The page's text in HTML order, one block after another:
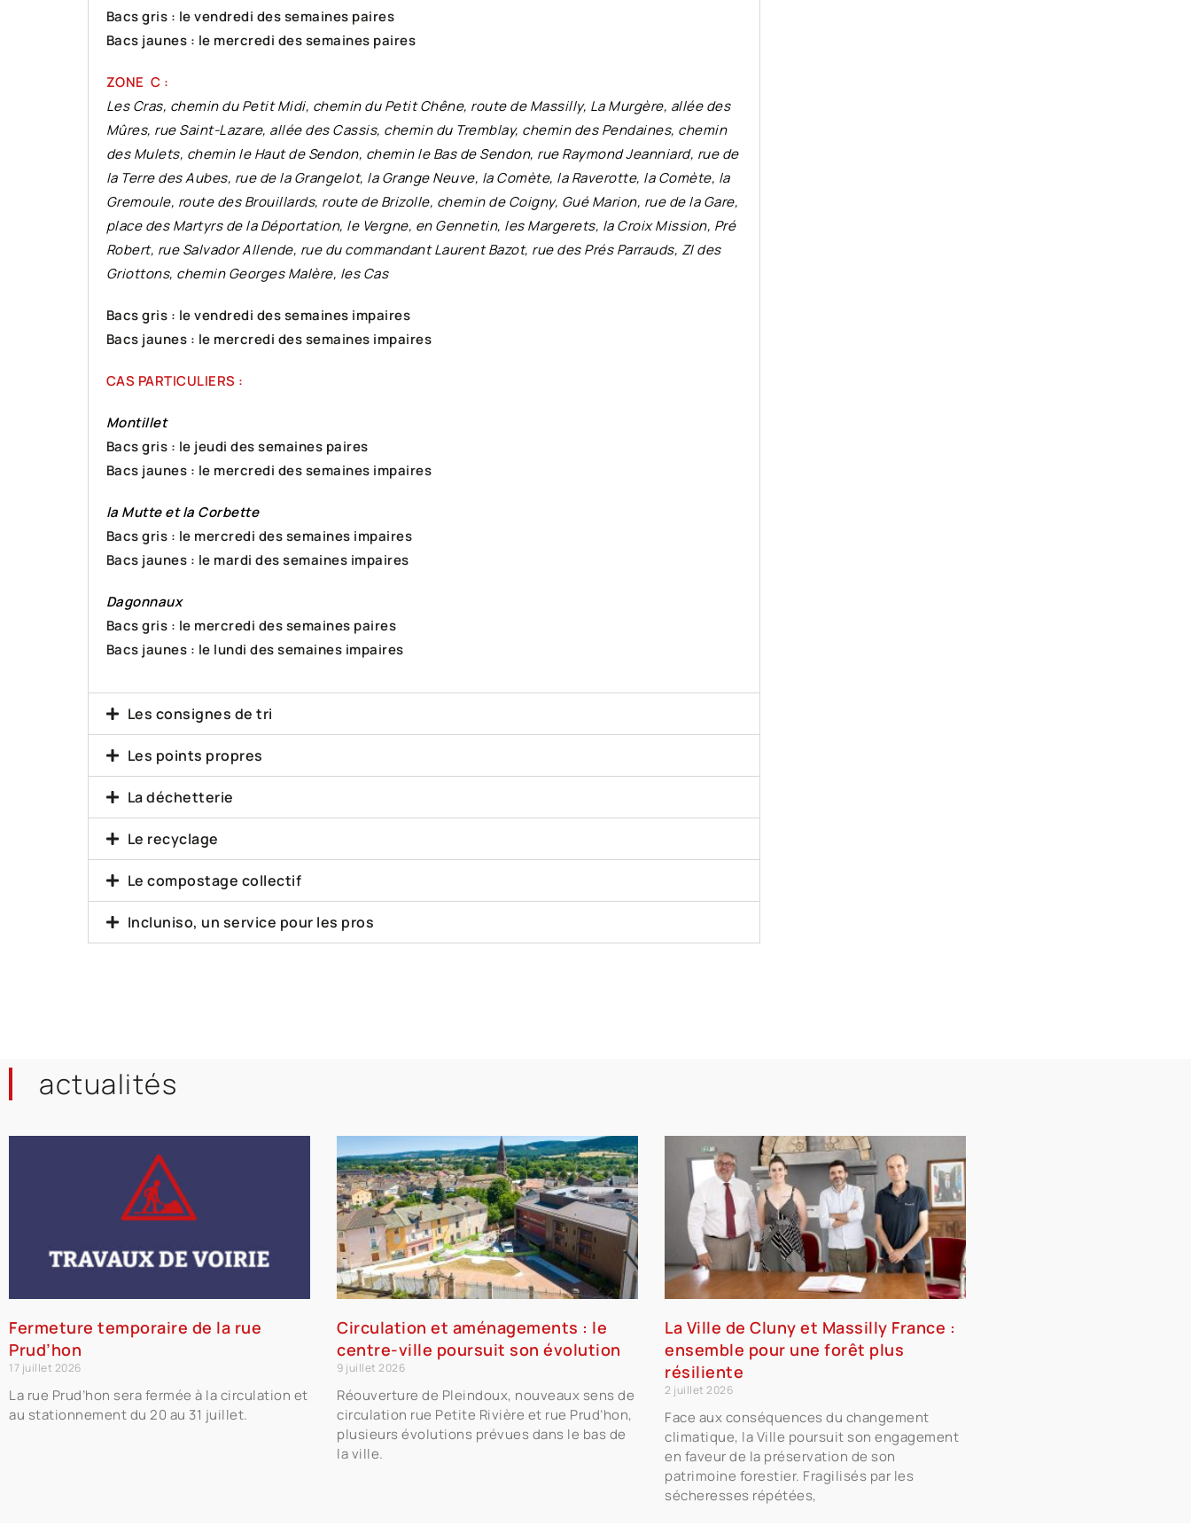
Bacs gris : le vendredi des semaines paires
Bacs jaunes : le mercredi des semaines paires
ZONE C :
Les Cras, chemin du Petit Midi, chemin du Petit Chêne, route de Massilly, La Murgère, allée des
Mûres, rue Saint-Lazare, allée des Cassis, chemin du Tremblay, chemin des Pendaines, chemin
des Mulets, chemin le Haut de Sendon, chemin le Bas de Sendon, rue Raymond Jeanniard, rue de
la Terre des Aubes, rue de la Grangelot, la Grange Neuve, la Comète, la Raverotte, la Comète, la
Gremoule, route des Brouillards, route de Brizolle, chemin de Coigny, Gué Marion, rue de la Gare,
place des Martyrs de la Déportation, le Vergne, en Gennetin, les Margerets, la Croix Mission, Pré
Robert, rue Salvador Allende, rue du commandant Laurent Bazot, rue des Prés Parrauds, ZI des
Griottons, chemin Georges Malère, les Cas
Bacs gris : le vendredi des semaines impaires
Bacs jaunes : le mercredi des semaines impaires
CAS PARTICULIERS :
Montillet
Bacs gris : le jeudi des semaines paires
Bacs jaunes : le mercredi des semaines impaires
la Mutte et la Corbette
Bacs gris : le mercredi des semaines impaires
Bacs jaunes : le mardi des semaines impaires
Dagonnaux
Bacs gris : le mercredi des semaines paires
Bacs jaunes : le lundi des semaines impaires
Les consignes de tri
Les points propres
La déchetterie
Le recyclage
Le compostage collectif
Incluniso, un service pour les pros
actualités
Fermeture temporaire de la rue
Prud’hon
17 juillet 2026
La rue Prud’hon sera fermée à la circulation et
au stationnement du 20 au 31 juillet.
Circulation et aménagements : le
centre-ville poursuit son évolution
9 juillet 2026
Réouverture de Pleindoux, nouveaux sens de
circulation rue Petite Rivière et rue Prud’hon,
plusieurs évolutions prévues dans le bas de
la ville.
La Ville de Cluny et Massilly France :
ensemble pour une forêt plus
résiliente
2 juillet 2026
Face aux conséquences du changement
climatique, la Ville poursuit son engagement
en faveur de la préservation de son
patrimoine forestier. Fragilisés par les
sécheresses répétées,